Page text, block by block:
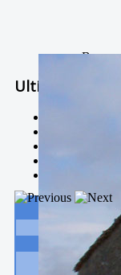
Ultimas
La estación
Larga vida a